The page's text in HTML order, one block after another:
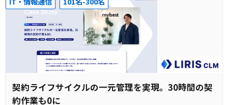
契約ライフサイクルの一元管理を実現。30時間の契
約作業も0に